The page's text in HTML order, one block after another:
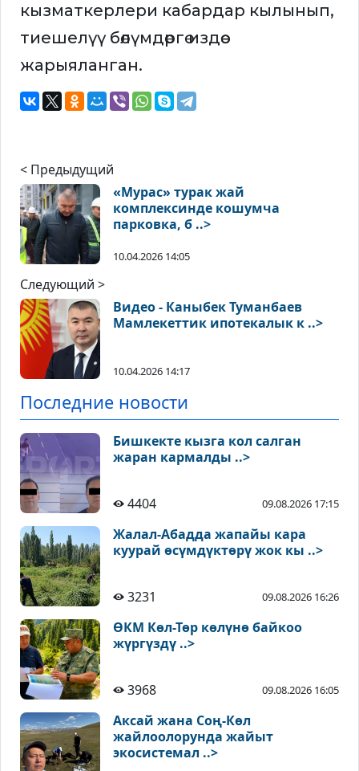
кызматкерлери кабардар кылынып,
тиешелүү бөлүмдөргө издөө
жарыяланган.
< Предыдущий
«Мурас» турак жай
комплексинде кошумча
парковка, б ..>
10.04.2026 14:05
Следующий >
Видео - Каныбек Туманбаев
Мамлекеттик ипотекалык к ..>
10.04.2026 14:17
Последние новости
Бишкекте кызга кол салган
жаран кармалды ..>
4404 09.08.2026 17:15
Жалал-Абадда жапайы кара
куурай өсүмдүктөрү жок кы ..>
3231 09.08.2026 16:26
ӨКМ Көл-Төр көлүнө байкоо
жүргүздү ..>
3968 09.08.2026 16:05
Аксай жана Соң-Көл
жайлоолорунда жайыт
экосистемал ..>